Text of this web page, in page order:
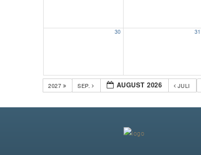
30 31
JULI
AUGUST 2026
SEP.
2027